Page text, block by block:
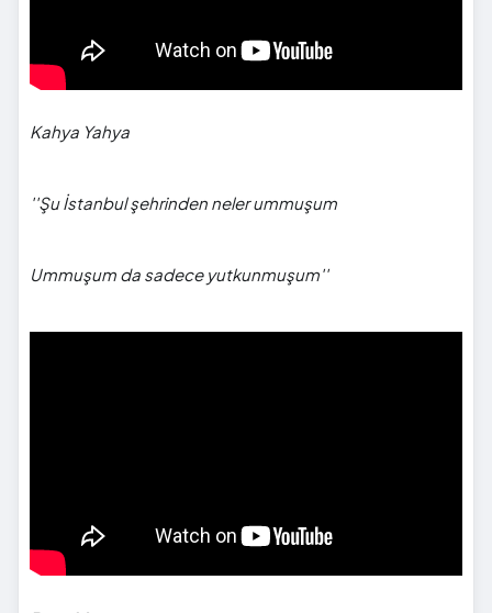
Kahya Yahya
''Şuİstanbul şehrinden neler ummuşum
Ummuşum da sadece yutkunmuşum''